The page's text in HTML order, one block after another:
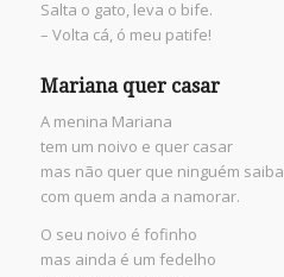
Salta o gato, leva o bife.
– Volta cá, ó meu patife!
Mariana quer casar
A menina Mariana
tem um noivo e quer casar
mas não quer que ninguém saiba
com quem anda a namorar.
O seu noivo é fofinho
mas ainda é um fedelho